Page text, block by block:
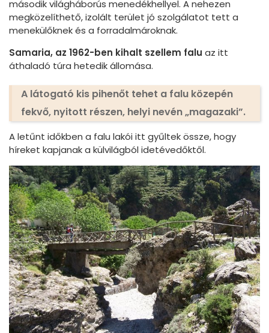
második világháborús menedékhellyel. A nehezen
megközelíthető, izolált terület jó szolgálatot tett a
menekülőknek és a forradalmároknak.
Samaria, az 1962-ben kihalt szellem falu az itt
áthaladó túra hetedik állomása.
A látogató kis pihenőt tehet a falu közepén
fekvő, nyitott részen, helyi nevén „magazaki”.
A letűnt időkben a falu lakói itt gyűltek össze, hogy
híreket kapjanak a külvilágból idetévedőktől.